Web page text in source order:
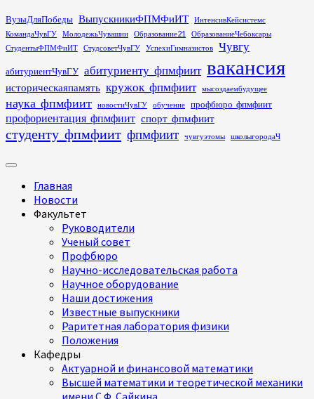
Перейти
к
содержимому
ВузыДляПобеды ВыпускникиФПМФиИТ
ИнтенсивКейсистемс
КомандаЧувГУ
МолодежьЧувашии Образование21
ОбразованиеЧебоксары
СтудентыФПМФиИТ
СтудсоветЧувГУ УспехиГимназистов Чувгу
абитуриентЧувГУ абитуриенту_фпмфиит вакансия
историческаяпамять кружок_фпмфиит мысоздаембудущее
наука_фпмфиит новостиЧувГУ обучение профбюро_фпмфиит
профориентация_фпмфиит спорт_фпмфиит
студенту_фпмфиит фпмфиит чувгуэтомы школыгородаЧ
Основное
Главная
Новости
Факультет
Руководители
Ученый совет
Профбюро
Научно-исследовательская работа
Научное оборудование
Наши достижения
Известные выпускники
Раритетная лаборатория физики
Положения
Кафедры
Актуарной и финансовой математики
Высшей математики и теоретической механики
имени С.Ф. Сайкина